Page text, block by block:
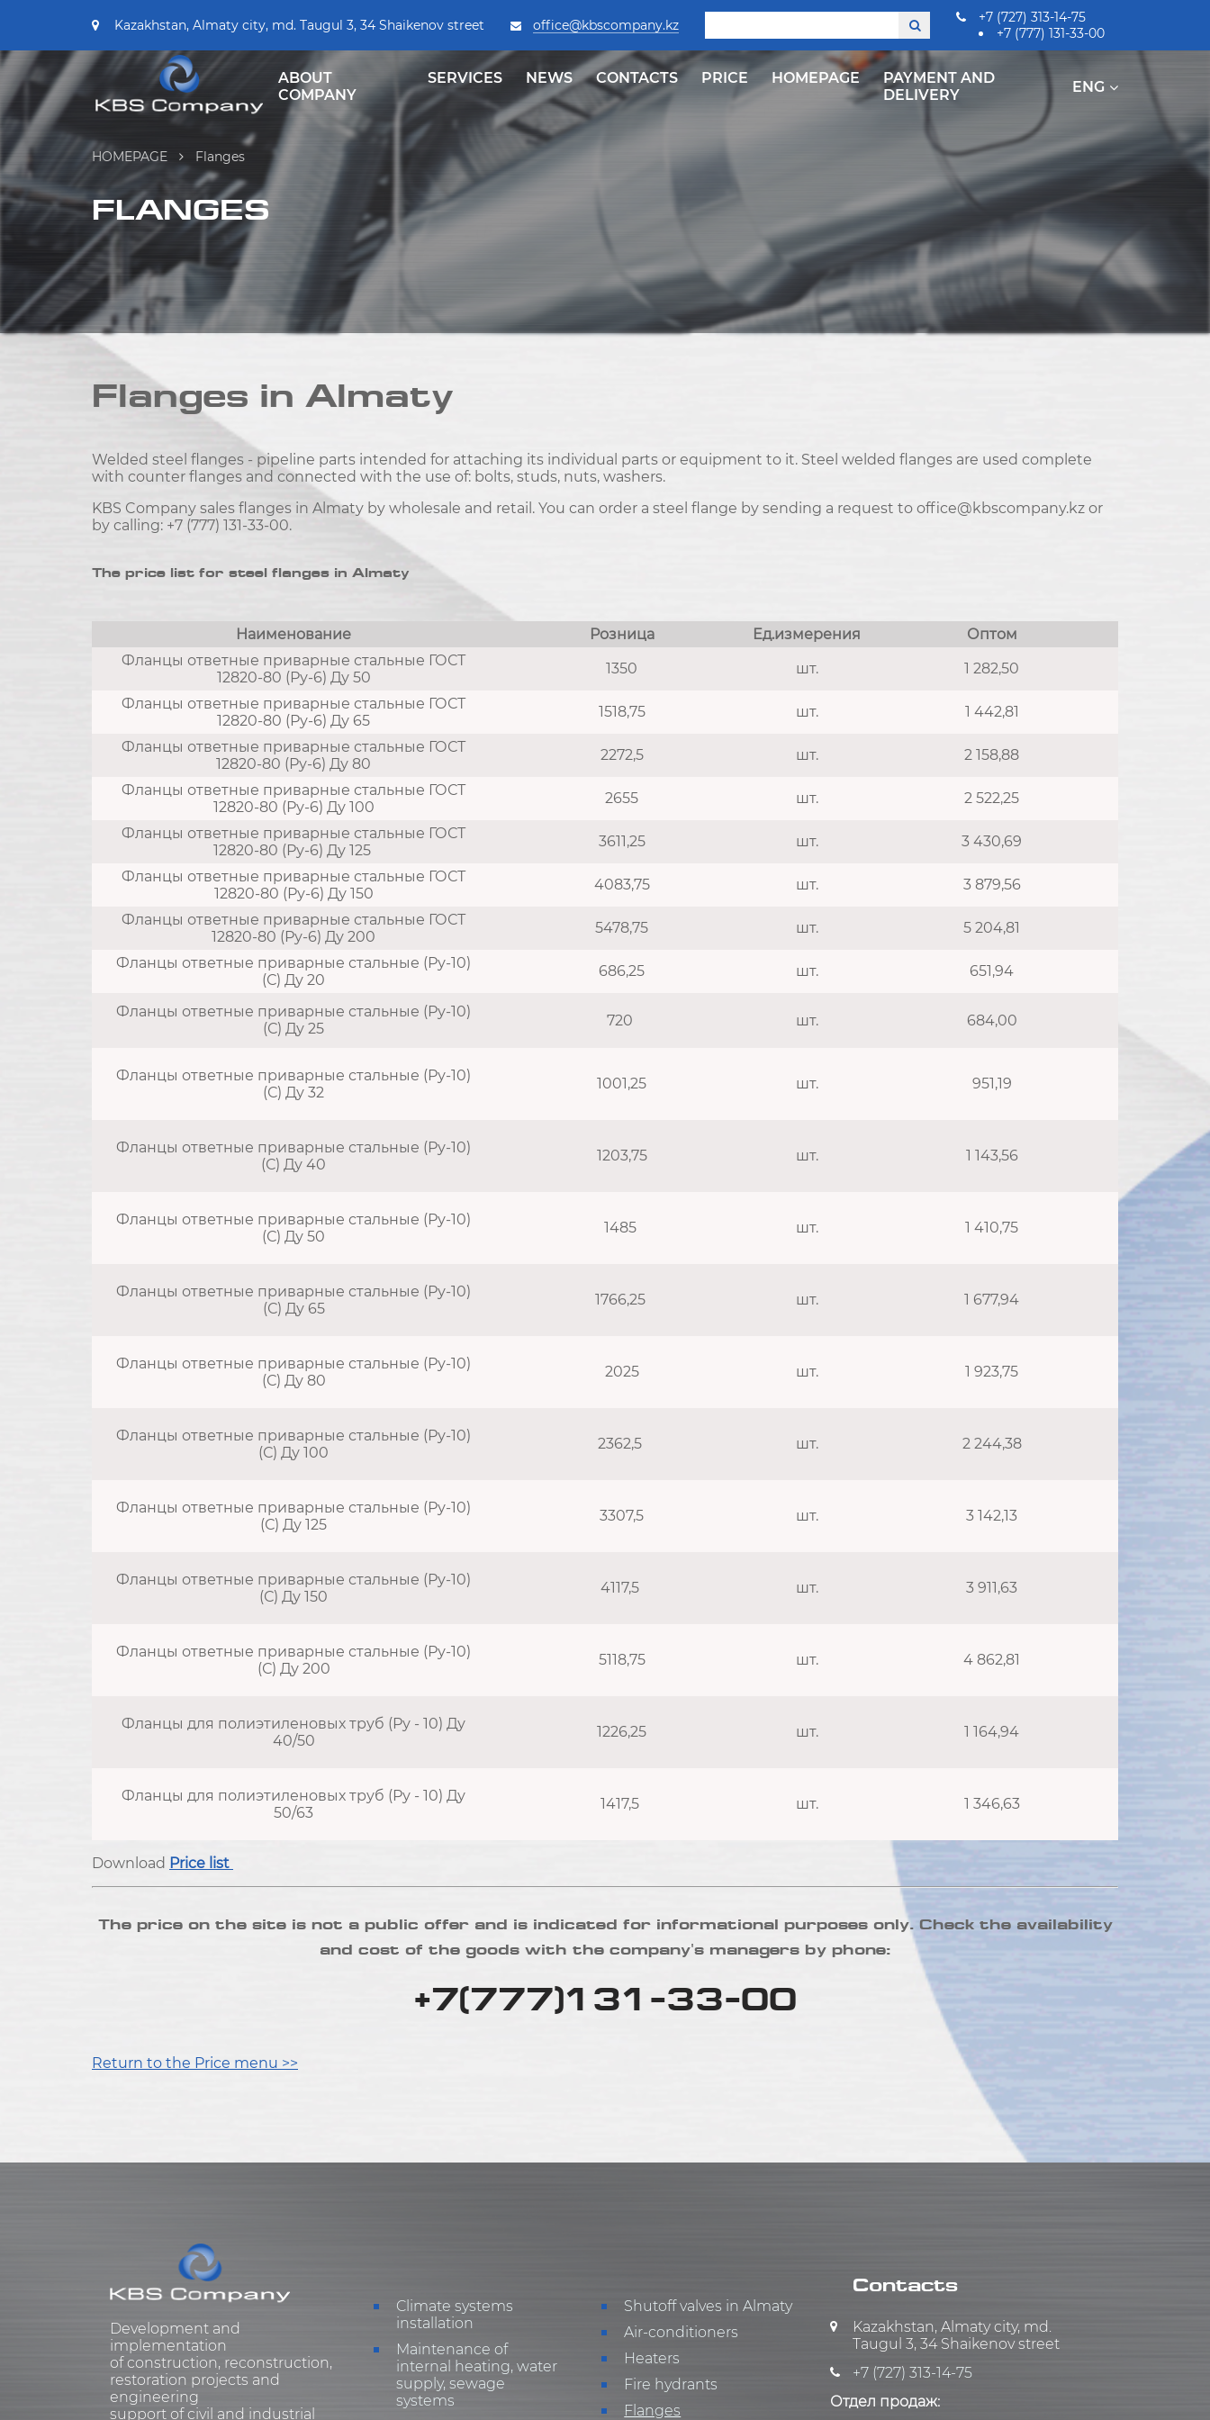
Kazakhstan, Almaty city, md. Taugul 3, 34 Shaikenov street office@kbscompany.kz
+7 (727) 313-14-75
+7 (777) 131-33-00
ABOUT
COMPANY
SERVICES NEWS СONTACTS PRICE HOMEPAGE
PAYMENT AND
DELIVERY
ENG
HOMEPAGE Flanges
FLANGES
Flanges in Almaty
Welded steel flanges - pipeline parts intended for attaching its individual parts or equipment to it. Steel welded flanges are used complete
with counter flanges and connected with the use of: bolts, studs, nuts, washers.
KBS Company sales flanges in Almaty by wholesale and retail. You can order a steel flange by sending a request to office@kbscompany.kz or
by calling: +7 (777) 131-33-00.
The price list for steel flanges in Almaty
Наименование Розница Ед.измерения
Оптом
Фланцы ответные приварные стальные ГОСТ
12820-80 (Ру-6) Ду 50
1350 шт. 1 282,50
Фланцы ответные приварные стальные ГОСТ
12820-80 (Ру-6) Ду 65
1518,75 шт. 1 442,81
Фланцы ответные приварные стальные ГОСТ
12820-80 (Ру-6) Ду 80
2272,5 шт. 2 158,88
Фланцы ответные приварные стальные ГОСТ
12820-80 (Ру-6) Ду 100
2655 шт. 2 522,25
Фланцы ответные приварные стальные ГОСТ
12820-80 (Ру-6) Ду 125
3611,25 шт. 3 430,69
Фланцы ответные приварные стальные ГОСТ
12820-80 (Ру-6) Ду 150
4083,75 шт. 3 879,56
Фланцы ответные приварные стальные ГОСТ
12820-80 (Ру-6) Ду 200
5478,75 шт. 5 204,81
Фланцы ответные приварные стальные (Ру-10)
(С) Ду 20
686,25 шт. 651,94
Фланцы ответные приварные стальные (Ру-10)
(С) Ду 25
720 шт. 684,00
Фланцы ответные приварные стальные (Ру-10)
(С) Ду 32
1001,25 шт. 951,19
Фланцы ответные приварные стальные (Ру-10)
(С) Ду 40
1203,75 шт. 1 143,56
Фланцы ответные приварные стальные (Ру-10)
(С) Ду 50
1485 шт. 1 410,75
Фланцы ответные приварные стальные (Ру-10)
(С) Ду 65
1766,25 шт. 1 677,94
Фланцы ответные приварные стальные (Ру-10)
(С) Ду 80
2025 шт. 1 923,75
Фланцы ответные приварные стальные (Ру-10)
(С) Ду 100
2362,5 шт. 2 244,38
Фланцы ответные приварные стальные (Ру-10)
(С) Ду 125
3307,5 шт. 3 142,13
Фланцы ответные приварные стальные (Ру-10)
(С) Ду 150
4117,5 шт. 3 911,63
Фланцы ответные приварные стальные (Ру-10)
(С) Ду 200
5118,75 шт. 4 862,81
Фланцы для полиэтиленовых труб (Ру - 10) Ду
40/50
1226,25 шт. 1 164,94
Фланцы для полиэтиленовых труб (Ру - 10) Ду
50/63
1417,5 шт. 1 346,63
Download Price list
The price on the site is not a public offer and is indicated for informational purposes only. Check the availability
and cost of the goods with the company's managers by phone:
+7(777)131-33-00
Return to the Price menu >>
Development and
implementation
of construction, reconstruction,
restoration projects and
engineering
support of civil and industrial
Climate systems
installation
Maintenance of
internal heating, water
supply, sewage
systems
Shutoff valves in Almaty
Air-conditioners
Heaters
Fire hydrants
Flanges
Contacts
Kazakhstan, Almaty city, md.
Taugul 3, 34 Shaikenov street
+7 (727) 313-14-75
Отдел продаж: